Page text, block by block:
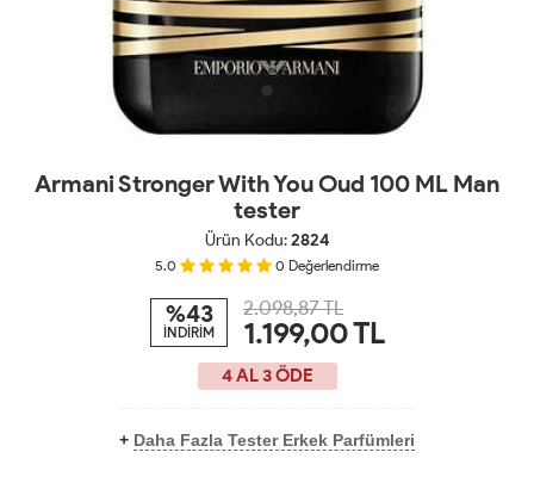
Armani Stronger With You Oud 100 ML Man
tester
Ürün Kodu:2824
5.0 0 Değerlendirme
%43
İNDİRİM
2.098,87 TL
1.199,00TL
4 AL 3 ÖDE
+ Daha Fazla Tester Erkek Parfümleri